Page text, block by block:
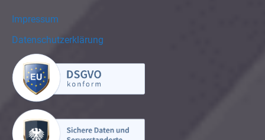
Impressum
Datenschutzerklärung